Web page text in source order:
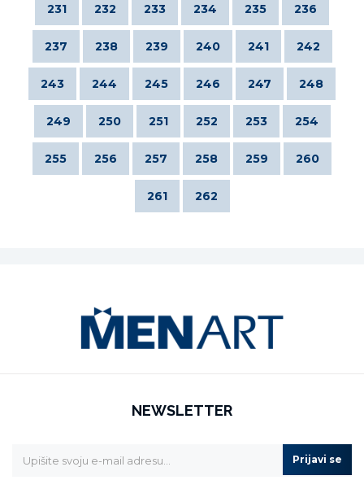
231 232 233 234 235 236
237 238 239 240 241 242
243 244 245 246 247 248
249 250 251 252 253 254
255 256 257 258 259 260
261 262
NEWSLETTER
Prijavi se